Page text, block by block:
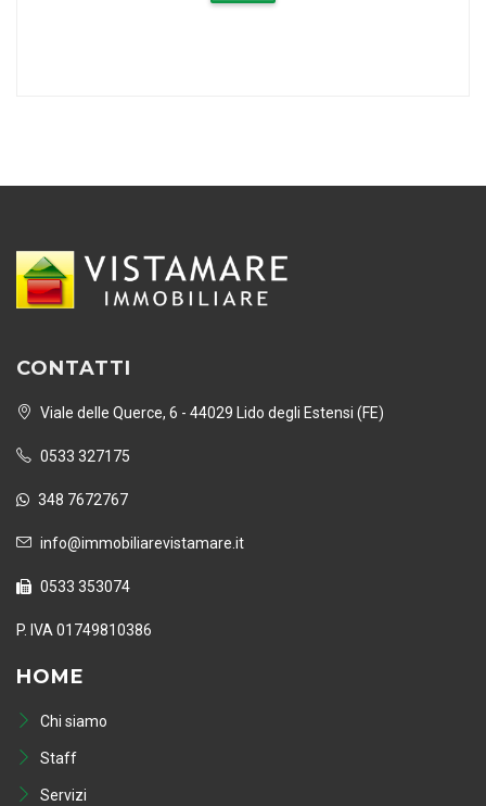
CONTATTI
Viale delle Querce, 6 - 44029 Lido degli Estensi (FE)
0533 327175
348 7672767
info@immobiliarevistamare.it
0533 353074
P. IVA 01749810386
HOME
Chi siamo
Staff
Servizi